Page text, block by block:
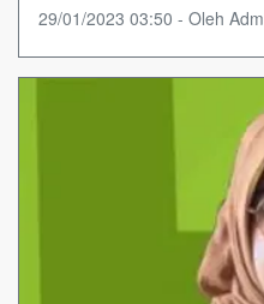
29/01/2023 03:50 - Oleh